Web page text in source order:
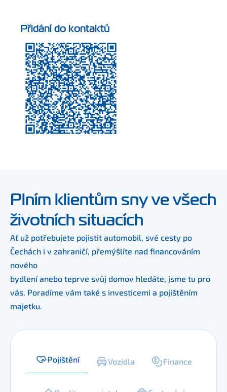
Přidání do kontaktů
Plním klientům sny ve všech
životních situacích
Ať už potřebujete pojistit automobil, své cesty po
Čechách i v zahraničí, přemýšlíte nad financováním
nového
bydlení anebo teprve svůj domov hledáte, jsme tu pro
vás. Poradíme vám také s investicemi a pojištěním
majetku.
Pojištění Vozidla Finance